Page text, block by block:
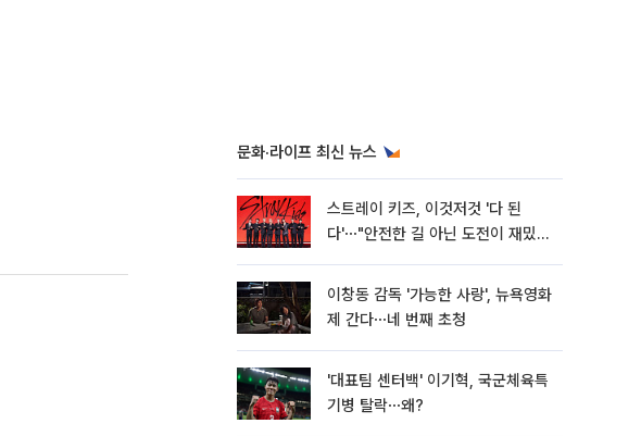
문화·라이프 최신 뉴스
스트레이 키즈, 이것저것 '다 된
다'⋯"안전한 길 아닌 도전이 재밌
이창동 감독 '가능한 사랑', 뉴욕영화
제 간다⋯네 번째 초청
'대표팀 센터백' 이기혁, 국군체육특
기병 탈락⋯왜?